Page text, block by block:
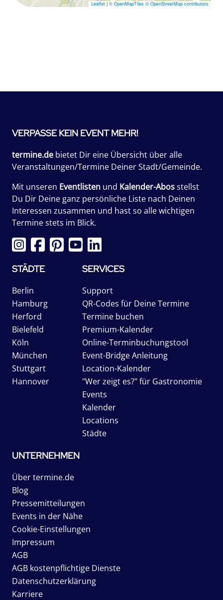
Leaflet | © OpenMapTiles © OpenStreetMap contributors
VERPASSE KEIN EVENT MEHR!
termine.de bietet Dir eine Übersicht über alle
Veranstaltungen/Termine Deiner Stadt/Gemeinde.
Mit unseren Eventlisten und Kalender-Abosstellst
Du Dir Deine ganz persönliche Liste nach Deinen
Interessen zusammen und hast so alle wichtigen
Termine stets im Blick.
STÄDTE
Berlin
Hamburg
Herford
Bielefeld
Köln
München
Stuttgart
Hannover
SERVICES
Support
QR-Codes für Deine Termine
Termine buchen
Premium-Kalender
Online-Terminbuchungstool
Event-Bridge Anleitung
Location-Kalender
"Wer zeigt es?" für Gastronomie
Events
Kalender
Locations
Städte
UNTERNEHMEN
Über termine.de
Blog
Pressemitteilungen
Events in der Nähe
Cookie-Einstellungen
Impressum
AGB
AGB kostenpflichtige Dienste
Datenschutzerklärung
Karriere